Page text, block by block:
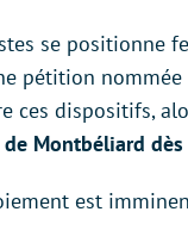
se positionne
pétition
ces dispositifs,
Montbéliard
est